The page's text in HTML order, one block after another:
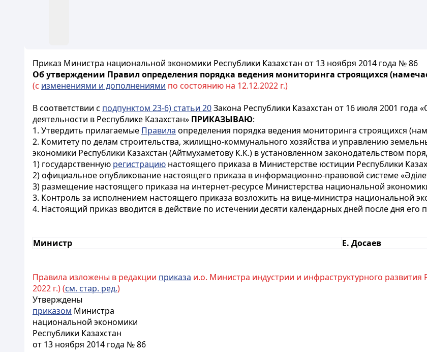
Приказ Министра национальной экономики Республики Казахстан от 13 ноября 2014 года № 86
Об утверждении Правил определения порядка ведения мониторинга строящихся
(с изменениями и дополнениями по состоянию на 12.12.2022 г.)
В соответствии с подпунктом 23-6) статьи 20Закона Республики Казахстан от 16 июля 2001 года
деятельности в Республике Казахстан» ПРИКАЗЫВАЮ:
1. Утвердить прилагаемые Правила определения порядка ведения мониторинга строящихся
2. Комитету по делам строительства, жилищно-коммунального хозяйства и управлению
экономики Республики Казахстан (Айтмухаметову К.К.) в установленном законодательством
1) государственную регистрацию настоящего приказа в Министерстве юстиции Республики
2) официальное опубликование настоящего приказа в информационно-правовой системе
3) размещение настоящего приказа на интернет-ресурсе Министерства национальной
3. Контроль за исполнением настоящего приказа возложить на вице-министра национальной
4. Настоящий приказ вводится в действие по истечении десяти календарных дней после дня его
Министр Е. Досаев
Правила изложены в редакции приказа и.о. Министра индустрии и инфраструктурного развития
2022 г.) (см. стар. ред.)
Утверждены
приказом Министра
национальной экономики
Республики Казахстан
от 13 ноября 2014 года № 86